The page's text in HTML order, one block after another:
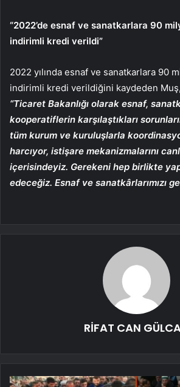
“2022’de esnaf ve sanatkarlara 90
indirimli kredi verildi”
2022 yılında esnaf ve sanatkarlara 90
indirimli kredi verildiğini kaydeden
“Ticaret Bakanlığı olarak esnaf,
kooperatiflerin karşılaştıkları
tüm kurum ve kuruluşlarla
harcıyor, istişare mekanizmalarını
içerisindeyiz. Gerekeni hep birlikte
edeceğiz. Esnaf ve sanatkârlarımızı
RİFAT CAN